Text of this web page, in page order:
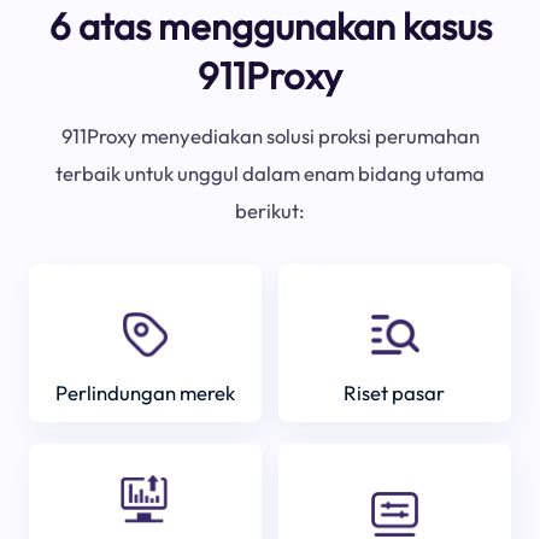
6 atas menggunakan kasus
911Proxy
911Proxy menyediakan solusi proksi perumahan
terbaik untuk unggul dalam enam bidang utama
berikut:
Perlindungan merek Riset pasar